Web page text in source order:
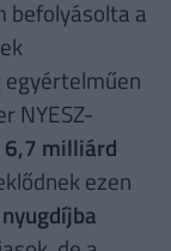
befolyásolta a
egyértelműen
NYESZ-
6,7 milliárd
ezen